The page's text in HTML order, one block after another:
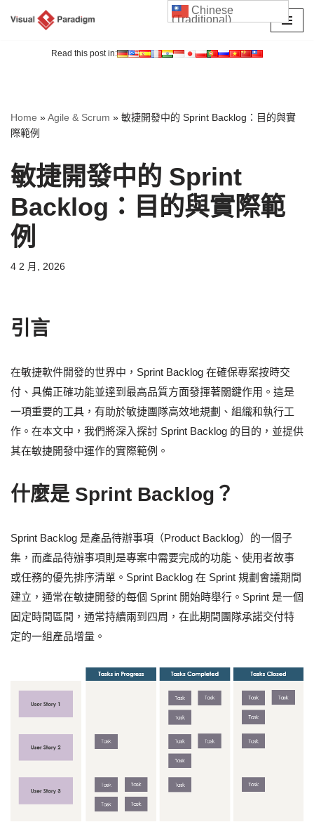
Read this post in:
Home »Agile & Scrum » 敏捷開發中的 Sprint Backlog：目的與實
際範例
敏捷開發中的 Sprint
Backlog：目的與實際範
例
4 2 月, 2026
引言
在敏捷軟件開發的世界中，Sprint Backlog 在確保專案按時交
付、具備正確功能並達到最高品質方面發揮著關鍵作用。這是
一項重要的工具，有助於敏捷團隊高效地規劃、組織和執行工
作。在本文中，我們將深入探討 Sprint Backlog 的目的，並提供
其在敏捷開發中運作的實際範例。
什麼是 Sprint Backlog？
Sprint Backlog 是產品待辦事項（Product Backlog）的一個子
集，而產品待辦事項則是專案中需要完成的功能、使用者故事
或任務的優先排序清單。Sprint Backlog 在 Sprint 規劃會議期間
建立，通常在敏捷開發的每個 Sprint 開始時舉行。Sprint 是一個
固定時間區間，通常持續兩到四周，在此期間團隊承諾交付特
定的一組產品增量。
Chinese
(Traditional)